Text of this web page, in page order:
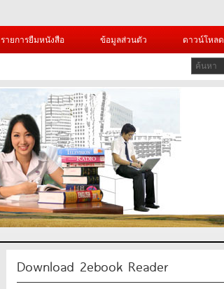
รายการยืมหนังสือ ข้อมูลส่วนตัว ดาวน์โหลด
Download 2ebook Reader